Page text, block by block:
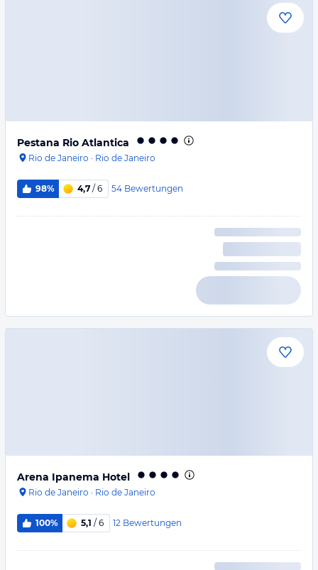
Pestana Rio Atlantica
Rio de Janeiro · Rio de Janeiro
98% 4,7 / 6 54 Bewertungen
Arena Ipanema Hotel
Rio de Janeiro · Rio de Janeiro
100% 5,1 / 6 12 Bewertungen